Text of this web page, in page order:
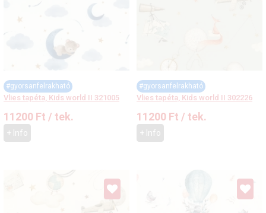
#gyorsanfelrakható
Vlies tapéta, Kids world II 321005
11200 Ft / tek.
+ Info
#gyorsanfelrakható
Vlies tapéta, Kids world II 302226
11200 Ft / tek.
+ Info